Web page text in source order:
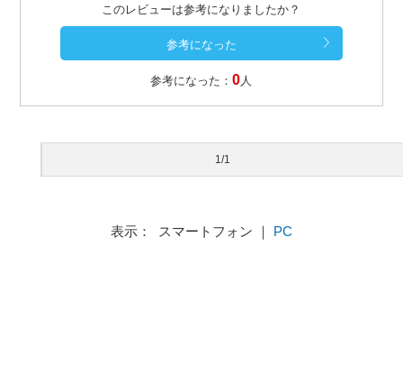
このレビューは参考になりましたか？
参考になった：0人
1/1
表示： スマートフォン ｜ PC